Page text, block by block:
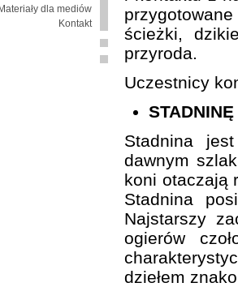
Materiały dla mediów
Kontakt
ścieżki,
przyroda.
Uczestnicy
Stadnina
dawnym
koni otaczają
Stadnina
Najstarszy
ogierów
dziełem